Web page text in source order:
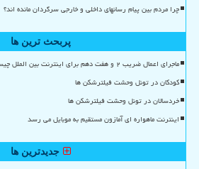
چرا مردم بین پیام رسانهای داخلی و خارجی سرگردان مانده اند؟
پربحث ترین ها
ماجرای اعمال ضریب ۲ و هفت دهم برای اینترنت بین الملل چیست؟
کودکان در تونل وحشت فیلترشکن ها
خردسالان در تونل وحشت فیلترشکن ها
اینترنت ماهواره ای آمازون مستقیم به موبایل می رسد
جدیدترین ها